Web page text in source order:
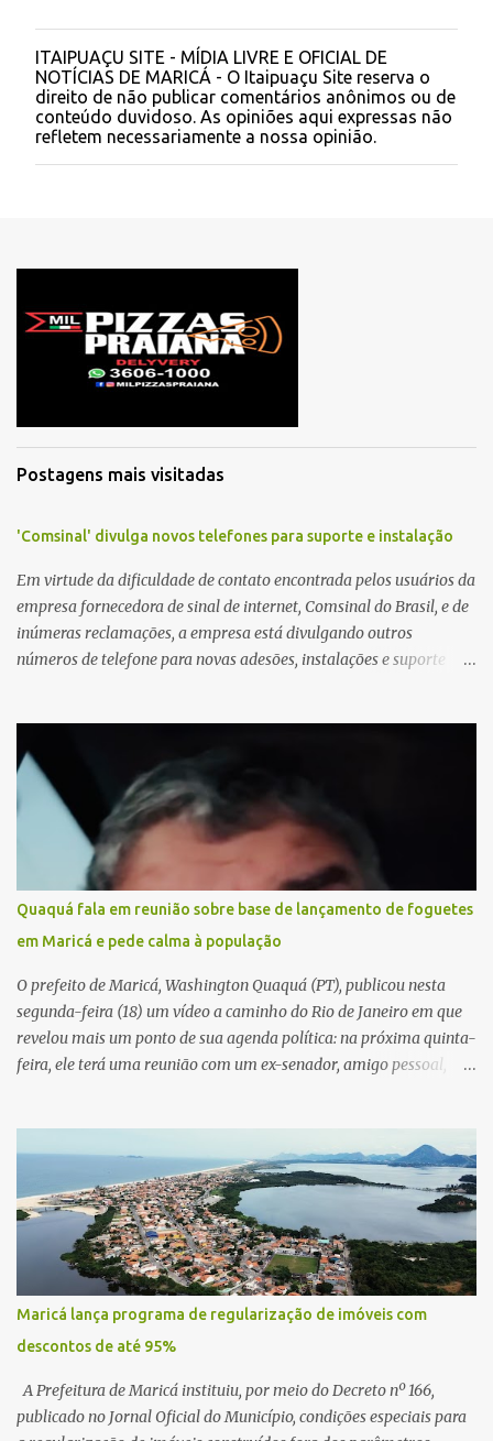
P
o
s
t
a
r
t
ITAIPUAÇU SITE - MÍDIA LIVRE E OFICIAL DE
NOTÍCIAS DE MARICÁ - O Itaipuaçu Site reserva o
direito de não publicar comentários anônimos ou de
conteúdo duvidoso. As opiniões aqui expressas não
refletem necessariamente a nossa opinião.
Postagens mais visitadas
'Comsinal' divulga novos telefones para suporte e instalação
Em virtude da dificuldade de contato encontrada pelos usuários da
empresa fornecedora de sinal de internet, Comsinal do Brasil, e de
inúmeras reclamações, a empresa está divulgando outros
números de telefone para novas adesões, instalações e suporte
Quaquá fala em reunião sobre base de lançamento de foguetes
em Maricá e pede calma à população
O prefeito de Maricá, Washington Quaquá (PT), publicou nesta
segunda-feira (18) um vídeo a caminho do Rio de Janeiro em que
revelou mais um ponto de sua agenda política: na próxima quinta-
feira, ele terá uma reunião com um ex-senador, amigo pessoal,
atenção pela ousadia do projeto, que colocaria Maricá em um
novo patamar de visibilidade tecnológica e estratégica. Segundo
Quaquá, a conversa será o início de um debate maior sobre a
viabilidade dessa estrutura na cidade. Durante o vídeo, o prefeito
também respondeu às críticas que vem recebendo. Segundo ele,
muitas pessoas estão dizendo que promete muito, mas não estaria
entregando resultados imediatos. Quaquá pediu paciência e
garantiu que os frutos começarão a aparecer em breve. “O pessoal
fala que eu prometo muito, mas não faço nada. Eu digo: calma.
Vocês Esperam, daqui a um ano o que será feito em Mari...
Maricá lança programa de regularização de imóveis com
descontos de até 95%
A Prefeitura de Maricá instituiu, por meio do Decreto nº 166,
publicado no Jornal Oficial do Município, condições especiais para